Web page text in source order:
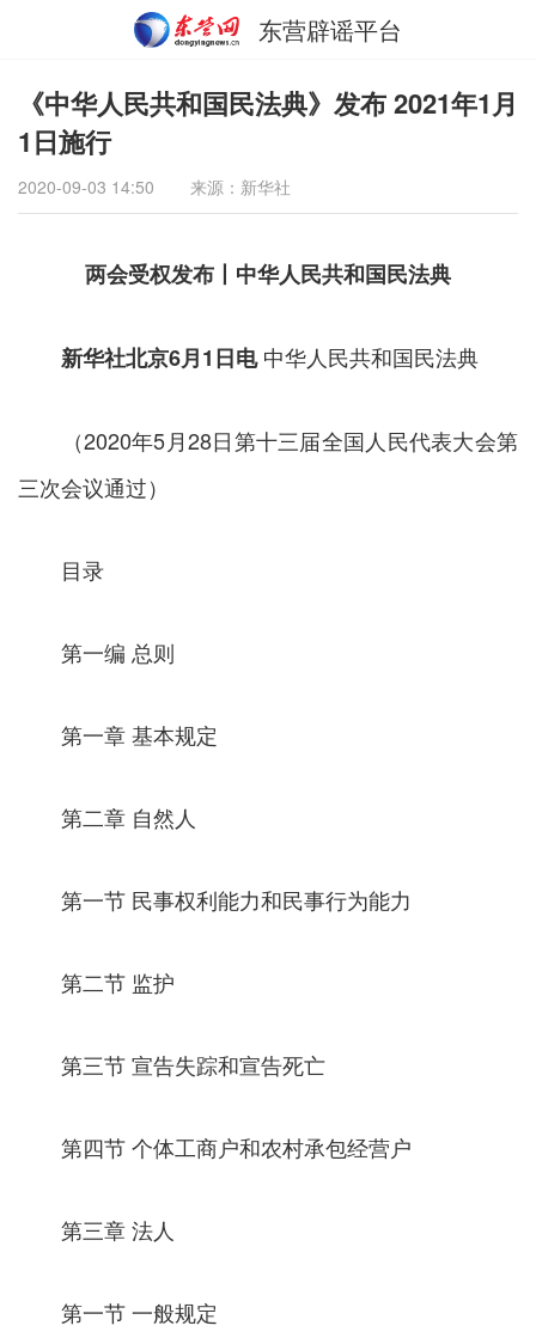
东营辟谣平台
《中华人民共和国民法典》发布 2021年1月
1日施行
2020-09-03 14:50 来源：新华社
两会受权发布丨中华人民共和国民法典
新华社北京6月1日电中华人民共和国民法典
（2020年5月28日第十三届全国人民代表大会第
三次会议通过）
目录
第一编 总则
第一章 基本规定
第二章 自然人
第一节 民事权利能力和民事行为能力
第二节 监护
第三节 宣告失踪和宣告死亡
第四节 个体工商户和农村承包经营户
第三章 法人
第一节 一般规定